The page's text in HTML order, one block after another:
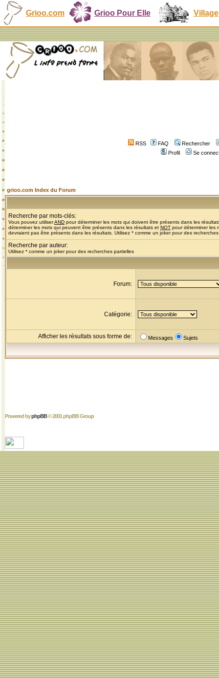
Grioo.com Grioo Pour Elle Village
RSS FAQ
Rechercher
Profil
Se
grioo.com Index du Forum
Recherche par mots-clés:
Vous pouvez utiliserAND pour déterminer les mots qui doivent être présents dans les
déterminer les mots qui peuvent être présents dans les résultats et NOT pour déterminer les
devraient pas être présents dans les résultats. Utilisez * comme un joker pour des
Recherche par auteur:
Utilisez * comme un joker pour des recherches partielles
Forum:
Catégorie:
Afficher les résultats sous forme de: Messages Sujets
Powered byphpBB© 2001 phpBB Group